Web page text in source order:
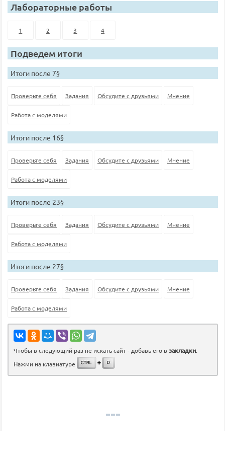
Лабораторные работы
1 2 3 4
Подведем итоги
Итоги после 7§
Проверьте себя Задания Обсудите с друзьями Мнение
Работа с моделями
Итоги после 16§
Проверьте себя Задания Обсудите с друзьями Мнение
Работа с моделями
Итоги после 23§
Проверьте себя Задания Обсудите с друзьями Мнение
Работа с моделями
Итоги после 27§
Проверьте себя Задания Обсудите с друзьями Мнение
Работа с моделями
Чтобы в следующий раз не искать сайт - добавь его в закладки.
Нажми на клавиатуре